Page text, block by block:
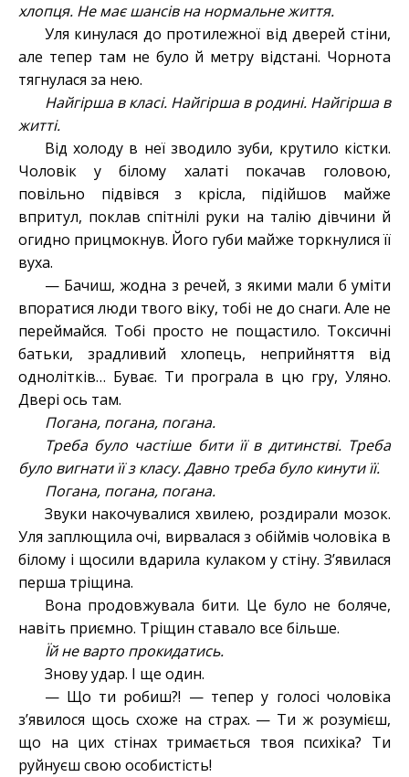
хлопця. Не має шансів на нормальне життя.
Уля кинулася до протилежної від дверей стіни,
але тепер там не було й метру відстані. Чорнота
тягнулася за нею.
Найгірша в класі. Найгірша в родині. Найгірша в
житті.
Від холоду в неї зводило зуби, крутило кістки.
Чоловік у білому халаті покачав головою,
повільно підвівся з крісла, підійшов майже
впритул, поклав спітнілі руки на талію дівчини й
огидно прицмокнув. Його губи майже торкнулися її
вуха.
— Бачиш, жодна з речей, з якими мали б уміти
впоратися люди твого віку, тобі не до снаги. Але не
переймайся. Тобі просто не пощастило. Токсичні
батьки, зрадливий хлопець, неприйняття від
однолітків… Буває. Ти програла в цю гру, Уляно.
Двері ось там.
Погана, погана, погана.
Треба було частіше бити її в дитинстві. Треба
було вигнати її з класу. Давно треба було кинути її.
Погана, погана, погана.
Звуки накочувалися хвилею, роздирали мозок.
Уля заплющила очі, вирвалася з обіймів чоловіка в
білому і щосили вдарила кулаком у стіну. З’явилася
перша тріщина.
Вона продовжувала бити. Це було не боляче,
навіть приємно. Тріщин ставало все більше.
Їй не варто прокидатись.
Знову удар. І ще один.
— Що ти робиш?! — тепер у голосі чоловіка
з’явилося щось схоже на страх. — Ти ж розумієш,
що на цих стінах тримається твоя психіка? Ти
руйнуєш свою особистість!